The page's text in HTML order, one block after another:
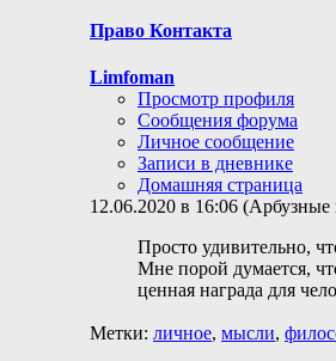
Право Контакта
Limfoman
Просмотр профиля
Сообщения форума
Личное сообщение
Записи в дневнике
Домашняя страница
12.06.2020 в 16:06 (Арбузные
Просто удивительно,
Мне порой думается,
ценная награда для
Метки: личное, мысли,